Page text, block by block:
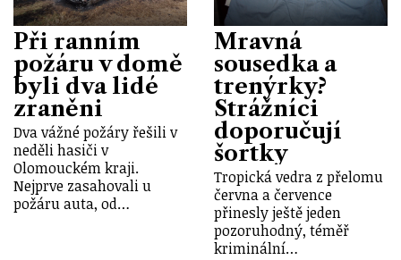
Při ranním
požáru v domě
byli dva lidé
zraněni
Dva vážné požáry řešili v
neděli hasiči v
Olomouckém kraji.
Nejprve zasahovali u
požáru auta, od…
Mravná
sousedka a
trenýrky?
Strážníci
doporučují
šortky
Tropická vedra z přelomu
června a července
přinesly ještě jeden
pozoruhodný, téměř
kriminální…